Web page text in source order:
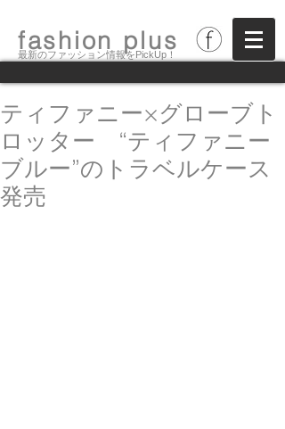
最新のファッション情報をPickUp！
fashion plus
ティファニー×グローブト
ロッター “ティファニー
ブルー”のトラベルケース
発売